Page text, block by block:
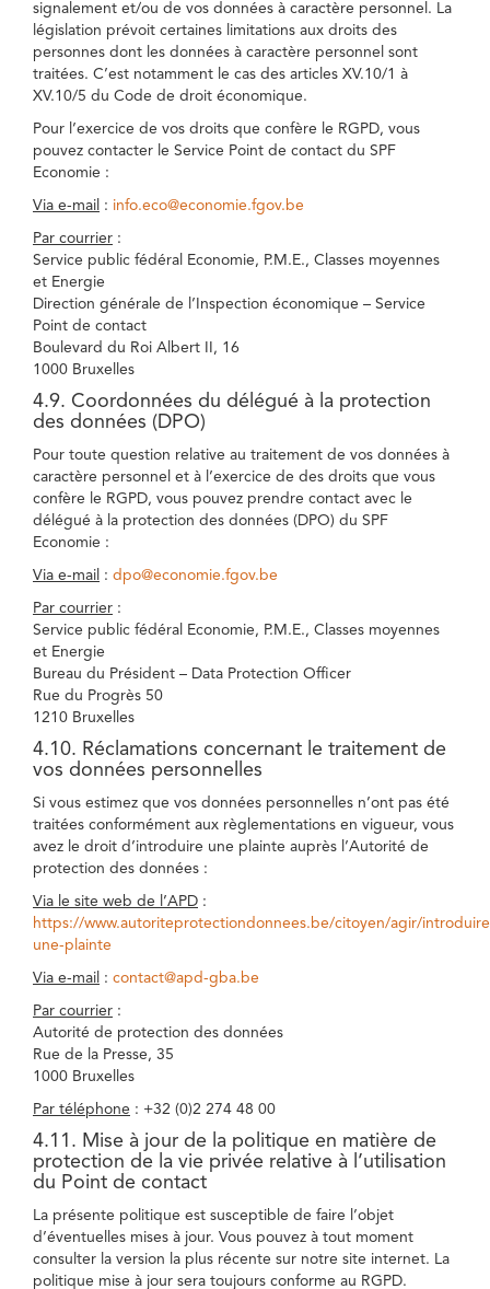
signalement et/ou de vos données à caractère personnel. La
législation prévoit certaines limitations aux droits des
personnes dont les données à caractère personnel sont
traitées. C’est notamment le cas des articles XV.10/1 à
XV.10/5 du Code de droit économique.
Pour l’exercice de vos droits que confère le RGPD, vous
pouvez contacter le Service Point de contact du SPF
Economie :
Via e-mail : info.eco@economie.fgov.be
Par courrier :
Service public fédéral Economie, P.M.E., Classes moyennes
et Energie
Direction générale de l’Inspection économique – Service
Point de contact
Boulevard du Roi Albert II, 16
1000 Bruxelles
4.9. Coordonnées du délégué à la protection
des données (DPO)
Pour toute question relative au traitement de vos données à
caractère personnel et à l’exercice de des droits que vous
confère le RGPD, vous pouvez prendre contact avec le
délégué à la protection des données (DPO) du SPF
Economie :
Via e-mail : dpo@economie.fgov.be
Par courrier :
Service public fédéral Economie, P.M.E., Classes moyennes
et Energie
Bureau du Président – Data Protection Officer
Rue du Progrès 50
1210 Bruxelles
4.10. Réclamations concernant le traitement de
vos données personnelles
Si vous estimez que vos données personnelles n’ont pas été
traitées conformément aux règlementations en vigueur, vous
avez le droit d’introduire une plainte auprès l’Autorité de
protection des données :
Via le site web de l’APD :
https://www.autoriteprotectiondonnees.be/citoyen/agir/
une-plainte
Via e-mail : contact@apd-gba.be
Par courrier :
Autorité de protection des données
Rue de la Presse, 35
1000 Bruxelles
Par téléphone : +32 (0)2 274 48 00
4.11. Mise à jour de la politique en matière de
protection de la vie privée relative à l’utilisation
du Point de contact
La présente politique est susceptible de faire l’objet
d’éventuelles mises à jour. Vous pouvez à tout moment
consulter la version la plus récente sur notre site internet. La
politique mise à jour sera toujours conforme au RGPD.